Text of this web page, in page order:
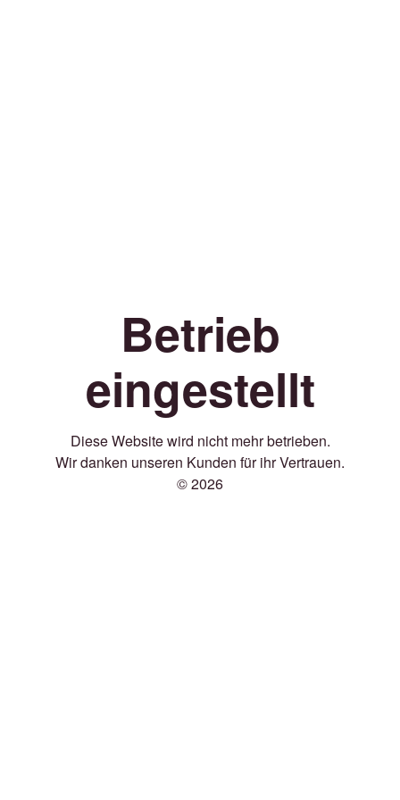
Betrieb
eingestellt
Diese Website wird nicht mehr betrieben.
Wir danken unseren Kunden für ihr Vertrauen.
© 2026